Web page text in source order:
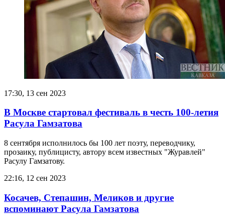
17:30, 13 сен 2023
В Москве стартовал фестиваль в честь 100-летия
Расула Гамзатова
8 сентября исполнилось бы 100 лет поэту, переводчику,
прозаику, публицисту, автору всем известных "Журавлей"
Расулу Гамзатову.
22:16, 12 сен 2023
Косачев, Степашин, Меликов и другие
вспоминают Расула Гамзатова